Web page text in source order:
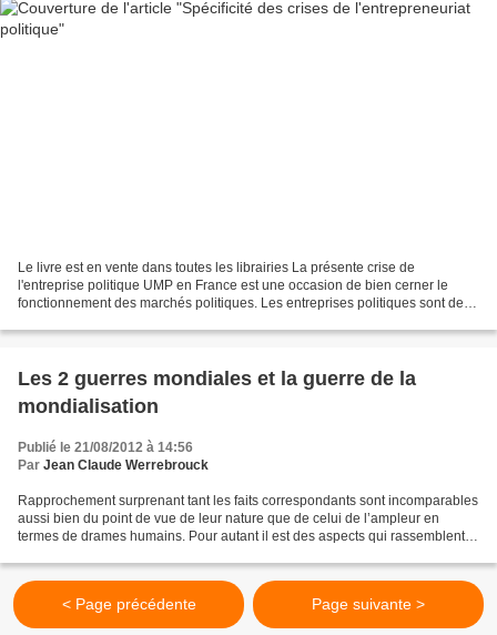
Le livre est en vente dans toutes les librairies La présente crise de
l'entreprise politique UMP en France est une occasion de bien cerner le
fonctionnement des marchés politiques. Les entreprises politiques sont des
Les 2 guerres mondiales et la guerre de la
mondialisation
Publié le 21/08/2012 à 14:56
Par Jean Claude Werrebrouck
Rapprochement surprenant tant les faits correspondants sont incomparables
aussi bien du point de vue de leur nature que de celui de l’ampleur en
termes de drames humains. Pour autant il est des aspects qui rassemblent
< Page précédente Page suivante >